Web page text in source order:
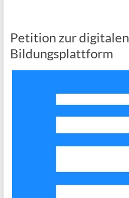
Petition zur digitalen
Bildungsplattform